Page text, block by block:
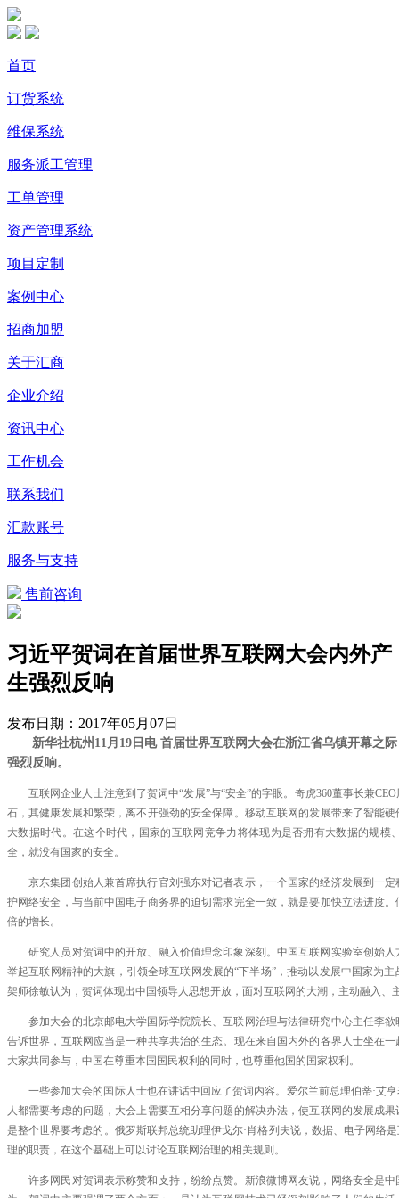
首页
订货系统
维保系统
服务派工管理
工单管理
资产管理系统
项目定制
案例中心
招商加盟
关于汇商
企业介绍
资讯中心
工作机会
联系我们
汇款账号
服务与支持
售前咨询
习近平贺词在首届世界互联网大会内外产
生强烈反响
发布日期： 2017年05月07日
新华社杭州11月19日电 首届世界互联网大会在浙江省乌镇开幕之
强烈反响。
互联网企业人士注意到了贺词中“发展”与“安全”的字眼。奇虎360董事长兼
石，其健康发展和繁荣，离不开强劲的安全保障。移动互联网的发展带来了智能
大数据时代。在这个时代，国家的互联网竞争力将体现为是否拥有大数据的规
全，就没有国家的安全。
京东集团创始人兼首席执行官刘强东对记者表示，一个国家的经济发展到一
护网络安全，与当前中国电子商务界的迫切需求完全一致，就是要加快立法进度
倍的增长。
研究人员对贺词中的开放、融入价值理念印象深刻。中国互联网实验室创始
举起互联网精神的大旗，引领全球互联网发展的“下半场”，推动以发展中国家为
架师徐敏认为，贺词体现出中国领导人思想开放，面对互联网的大潮，主动融入
参加大会的北京邮电大学国际学院院长、互联网治理与法律研究中心主任李
告诉世界，互联网应当是一种共享共治的生态。现在来自国内外的各界人士坐在
大家共同参与，中国在尊重本国国民权利的同时，也尊重他国的国家权利。
一些参加大会的国际人士也在讲话中回应了贺词内容。爱尔兰前总理伯蒂·艾
人都需要考虑的问题，大会上需要互相分享问题的解决办法，使互联网的发展成
是整个世界要考虑的。俄罗斯联邦总统助理伊戈尔·肖格列夫说，数据、电子网络
理的职责，在这个基础上可以讨论互联网治理的相关规则。
许多网民对贺词表示称赞和支持，纷纷点赞。新浪微博网友说，网络安全是